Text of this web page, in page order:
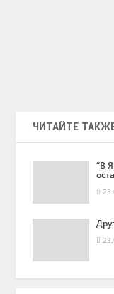
ЧИТАЙТЕ
“В